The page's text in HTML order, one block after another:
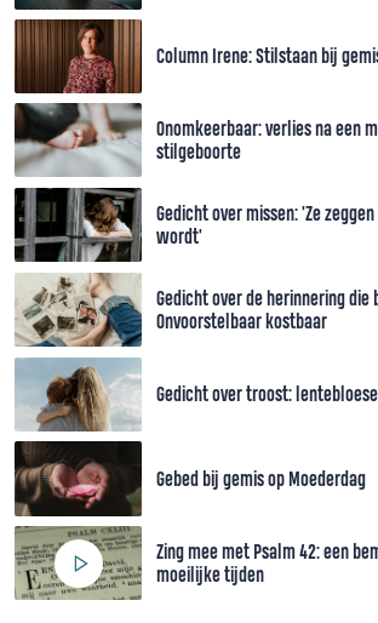
Column Irene: Stilstaan bij
Onomkeerbaar: verlies na een
stilgeboorte
Gedicht over missen: 'Ze
wordt'
Gedicht over de herinnering
Onvoorstelbaar kostbaar
Gedicht over troost:
Gebed bij gemis op Moederdag
Zing mee met Psalm 42: een
moeilijke tijden